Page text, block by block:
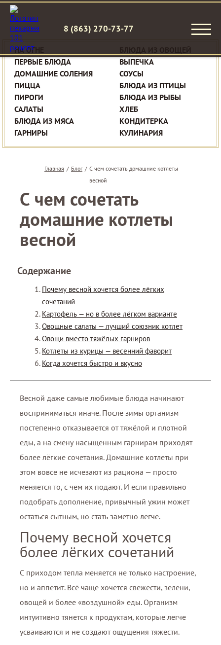
8 (863) 270-73-77
НА ОГНЕ
ПЕРВЫЕ БЛЮДА
ДОМАШНИЕ СОЛЕНИЯ
ПИЦЦА
ПИРОГИ
САЛАТЫ
БЛЮДА ИЗ МЯСА
ГАРНИРЫ
ВЫПЕЧКА
СОУСЫ
БЛЮДА ИЗ ПТИЦЫ
БЛЮДА ИЗ РЫБЫ
ХЛЕБ
КОНДИТЕРКА
КУЛИНАРИЯ
Главная / Блог / С чем сочетать домашние котлеты
весной
С чем сочетать
домашние котлеты
весной
Содержание
Почему весной хочется более лёгких
сочетаний
Картофель — но в более лёгком варианте
Овощные салаты — лучший союзник котлет
Овощи вместо тяжёлых гарниров
Котлеты из курицы — весенний фаворит
Когда хочется быстро и вкусно
Весной даже самые любимые блюда начинают
восприниматься иначе. После зимы организм
постепенно отказывается от тяжёлой и плотной
еды, а на смену насыщенным гарнирам приходят
более лёгкие сочетания. Домашние котлеты при
этом вовсе не исчезают из рациона — просто
меняется то, с чем их подают. И если правильно
подобрать дополнение, привычный ужин может
остаться сытным, но стать заметно легче.
Почему весной хочется
более лёгких сочетаний
С приходом тепла меняется не только настроение,
но и аппетит. Всё чаще хочется свежести, зелени,
овощей и более «воздушной» еды. Организм
интуитивно тянется к продуктам, которые легче
усваиваются и не создают ощущения тяжести.